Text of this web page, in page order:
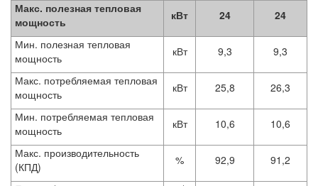
Макс. полезная тепловая
мощность
кВт 24 24
Мин. полезная тепловая
мощность
кВт 9,3 9,3
Макс. потребляемая тепловая
мощность
кВт 25,8 26,3
Мин. потребляемая тепловая
мощность
кВт 10,6 10,6
Макс. производительность
(КПД)
% 92,9 91,2